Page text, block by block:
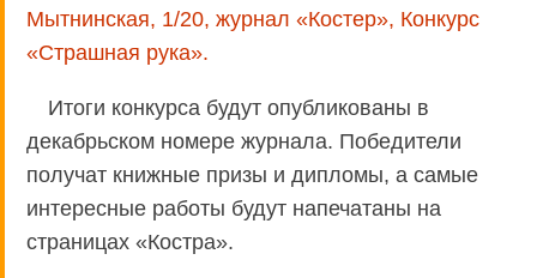
Мытнинская, 1/20, журнал «Костер», Конкурс
«Страшная рука».
Итоги конкурса будут опубликованы в
декабрьском номере журнала. Победители
получат книжные призы и дипломы, а самые
интересные работы будут напечатаны на
страницах «Костра».